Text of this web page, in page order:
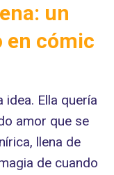
un
en cómic
Ella quería
amor que se
llena de
de cuando